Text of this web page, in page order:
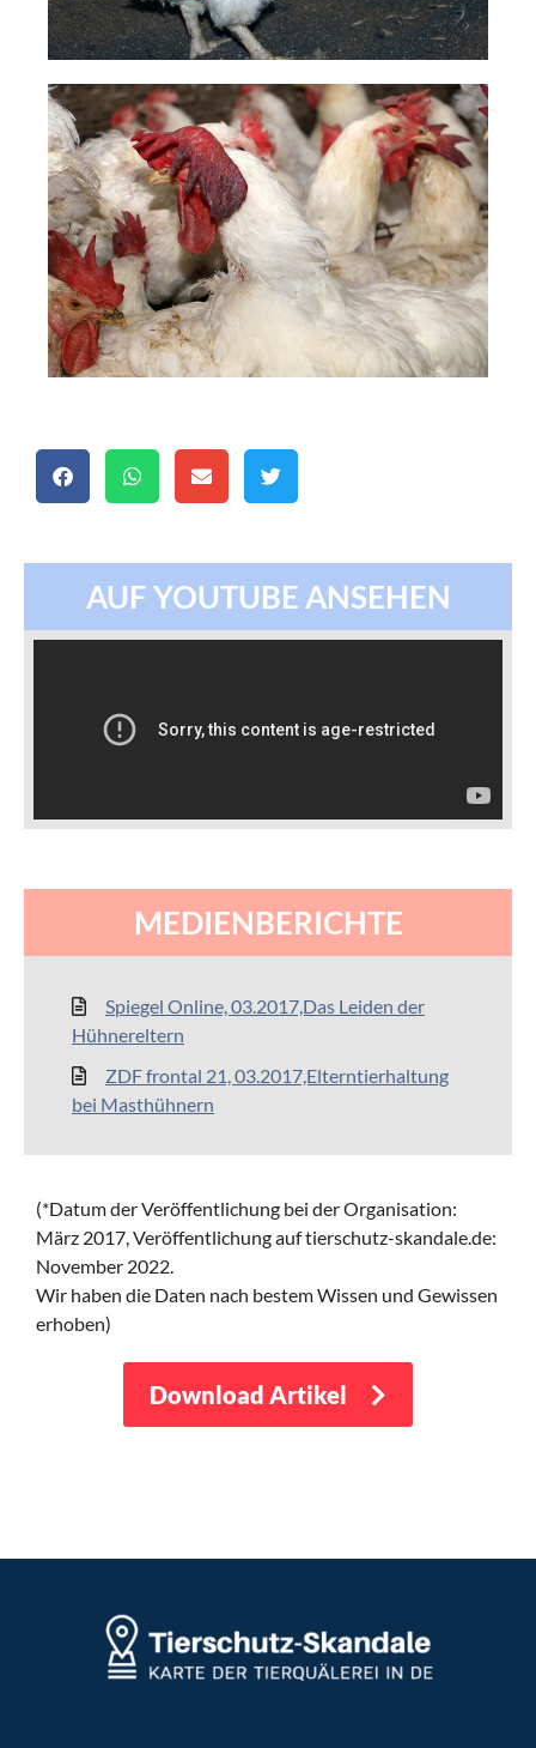
AUF YOUTUBE ANSEHEN
MEDIENBERICHTE
Spiegel Online, 03.2017,Das Leiden der
Hühnereltern
ZDF frontal 21, 03.2017,Elterntierhaltung
bei Masthühnern
(*Datum der Veröffentlichung bei der Organisation:
März 2017,Veröffentlichung auf tierschutz-skandale.de:
November 2022.
Wir haben die Daten nach bestem Wissen und Gewissen
erhoben)
Download Artikel